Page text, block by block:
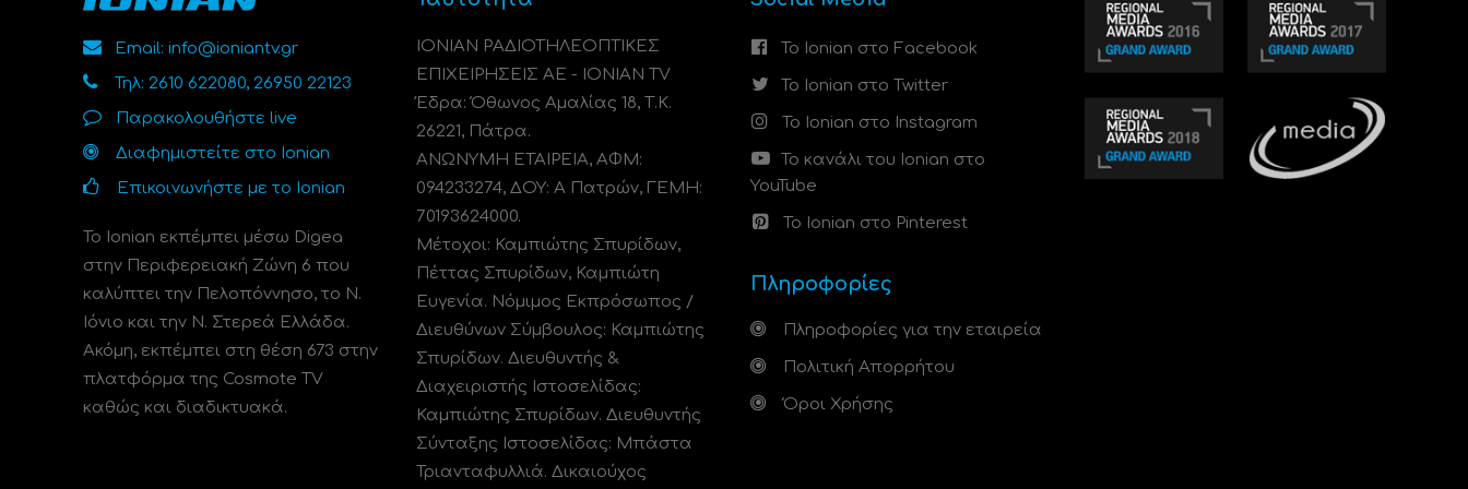
Email: info@ioniantv.gr
Τηλ: 2610 622080, 26950 22123
Παρακολουθήστε live
Διαφημιστείτε στο Ionian
Επικοινωνήστε με το Ionian
Το Ionian εκπέμπει μέσω Digea
στην Περιφερειακή Ζώνη 6 που
καλύπτει την Πελοπόννησο, το N.
Ιόνιο και την Ν. Στερεά Ελλάδα.
Ακόμη, εκπέμπει στη θέση 673 στην
πλατφόρμα της Cosmote TV
καθώς και διαδικτυακά.
ΙΟΝΙΑΝ ΡΑΔΙΟΤΗΛΕΟΠΤΙΚΕΣ
ΕΠΙΧΕΙΡΗΣΕΙΣ ΑΕ - IONIAN TV
Έδρα: Όθωνος Αμαλίας 18, Τ.Κ.
26221, Πάτρα.
ΑΝΩΝΥΜΗ ΕΤΑΙΡΕΙΑ, ΑΦΜ:
094233274, ΔΟΥ: A Πατρών, ΓΕΜΗ:
70193624000.
Μέτοχοι: Καμπιώτης Σπυρίδων,
Πέττας Σπυρίδων, Καμπιώτη
Ευγενία. Νόμιμος Εκπρόσωπος /
Διευθύνων Σύμβουλος: Καμπιώτης
Σπυρίδων. Διευθυντής &
Διαχειριστής Ιστοσελίδας:
Καμπιώτης Σπυρίδων. Διευθυντής
Σύνταξης Ιστοσελίδας: Μπάστα
Τριανταφυλλιά. Δικαιούχος
Το Ionian στο Facebook
Το Ionian στο Twitter
Το Ionian στο Instagram
Το κανάλι του Ionian στο
YouTube
Το Ionian στο Pinterest
Πληροφορίες
Πληροφορίες για την εταιρεία
Πολιτική Απορρήτου
Όροι Χρήσης